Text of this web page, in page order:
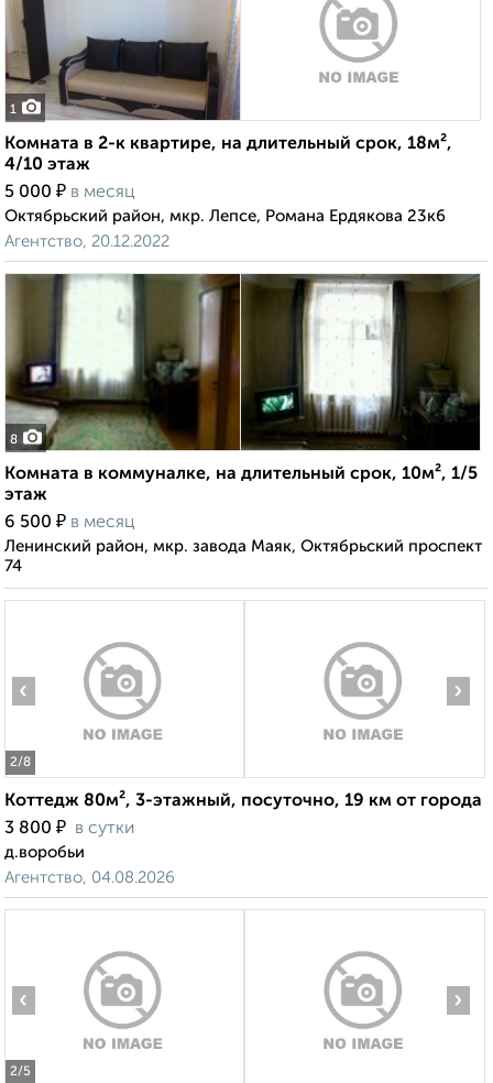
1
Комната в 2-к квартире, на длительный срок, 18м²,
4/10 этаж
5 000 ₽ в месяц
Октябрьский район, мкр. Лепсе, Романа Ердякова 23к6
Агентство, 20.12.2022
8
Комната в коммуналке, на длительный срок, 10м², 1/5
этаж
6 500 ₽ в месяц
Ленинский район, мкр. завода Маяк, Октябрьский проспект
74
2/8
‹ ›
Коттедж 80м², 3-этажный, посуточно, 19 км от города
3 800 ₽ в сутки
д.воробьи
Агентство, 04.08.2026
2/5
‹ ›